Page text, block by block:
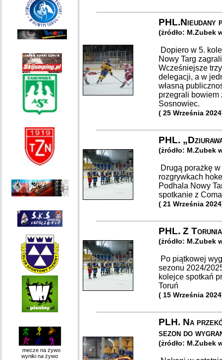
mecze na żywo
wyniki na żywo
PHL.Nieudany
(żródło: M.Zubek
Dopiero w 5.
Nowy Targ
Wcześniejsze
delegacji, a w
własną
przegrali bowiem
Sosnowiec.
( 25 Września
PHL.
(żródło: M.Zubek
Drugą porażkę
rozgrywkach
Podhala Nowy
spotkanie z
( 21 Września
PHL. Z
(żródło: M.Zubek
Po piątkowej
sezonu 2024/
kolejce spotkań
Toruń
( 15 Września
PLH. Na
sezon do
(żródło: M.Zubek